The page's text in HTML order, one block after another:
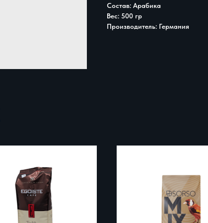
Состав: Арабика
Вес: 500 гр
Производитель: Германия